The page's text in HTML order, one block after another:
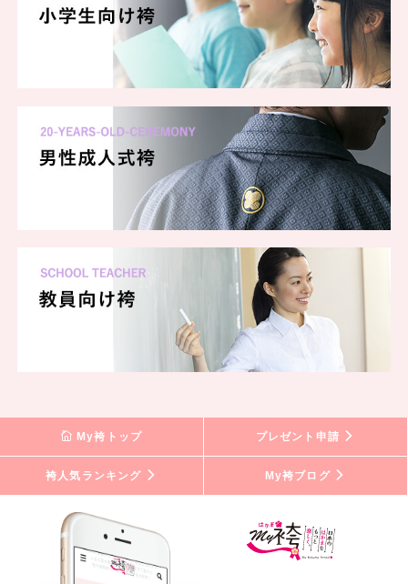
My袴トップ プレゼント申請
袴人気ランキング My袴ブログ